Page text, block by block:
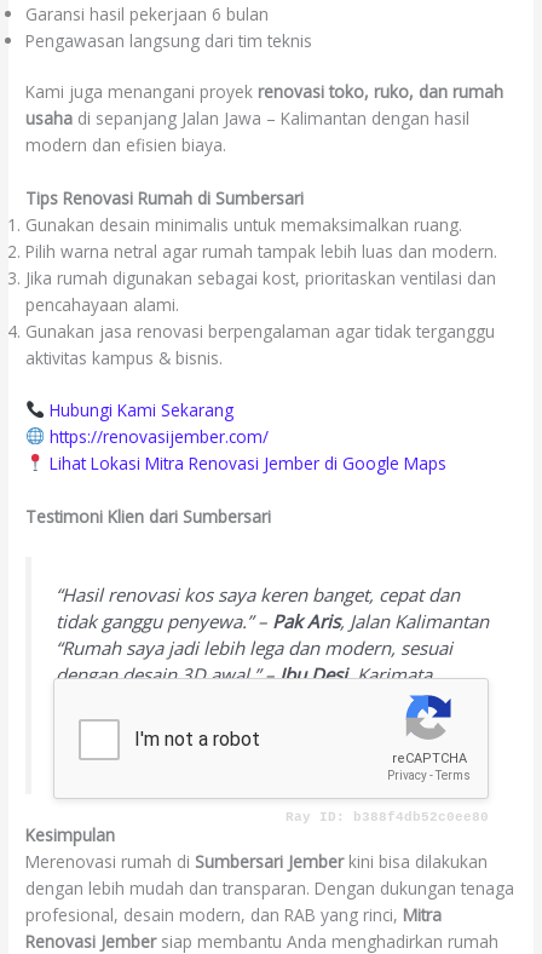
Garansi hasil pekerjaan 6 bulan
Pengawasan langsung dari tim teknis
Kami juga menangani proyek renovasi toko, ruko, dan rumah
usaha di sepanjang Jalan Jawa – Kalimantan dengan hasil
modern dan efisien biaya.
Tips Renovasi Rumah di Sumbersari
Gunakan desain minimalis untuk memaksimalkan ruang.
Pilih warna netral agar rumah tampak lebih luas dan modern.
Jika rumah digunakan sebagai kost, prioritaskan ventilasi dan
pencahayaan alami.
Gunakan jasa renovasi berpengalaman agar tidak terganggu
aktivitas kampus & bisnis.
Hubungi Kami Sekarang
https://renovasijember.com/
Lihat Lokasi Mitra Renovasi Jember di Google Maps
Testimoni Klien dari Sumbersari
“Hasil renovasi kos saya keren banget, cepat dan
tidak ganggu penyewa.” – Pak Aris, Jalan Kalimantan
“Rumah saya jadi lebih lega dan modern, sesuai
dengan desain 3D awal.” –Ibu Desi, Karimata
“RAB-nya jelas, timnya disiplin, hasil sesuai waktu.”
Ibu Vina, Griya Mangli Indah
Kesimpulan
Merenovasi rumah di Sumbersari Jemberkini bisa dilakukan
dengan lebih mudah dan transparan. Dengan dukungan tenaga
profesional, desain modern, dan RAB yang rinci, Mitra
Renovasi Jembersiap membantu Anda menghadirkan rumah